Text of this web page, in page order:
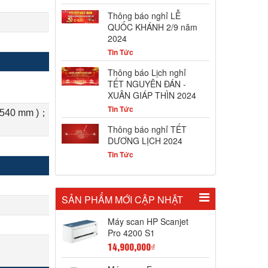
mm )；Up to 600 dpi
Thông báo nghỉ LỄ
QUỐC KHÁNH 2/9 năm
2024
Tin Tức
Thông báo Lịch nghỉ
TẾT NGUYÊN ĐÁN -
XUÂN GIÁP THÌN 2024
Tin Tức
Thông báo nghỉ TẾT
DƯƠNG LỊCH 2024
Tin Tức
SẢN PHẨM MỚI CẬP NHẬT
Máy scan HP Scanjet
Pro 4200 S1
14,900,000₫